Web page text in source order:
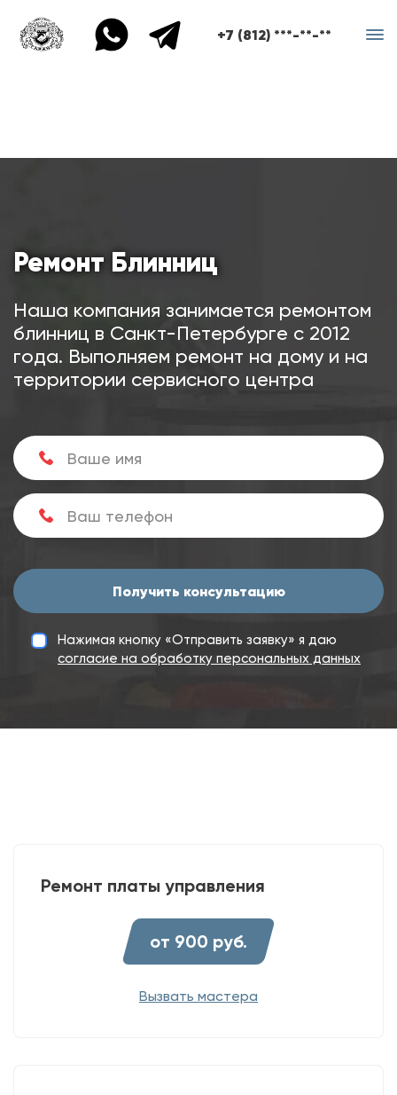
+7 (812) ***-**-**
Ремонт Блинниц
Наша компания занимается ремонтом
блинниц в Санкт-Петербурге с 2012
года. Выполняем ремонт на дому и на
территории сервисного центра
Получить консультацию
Нажимая кнопку «Отправить заявку» я даю
согласие на обработку персональных данных
Ремонт платы управления
от 900 руб.
Вызвать мастера